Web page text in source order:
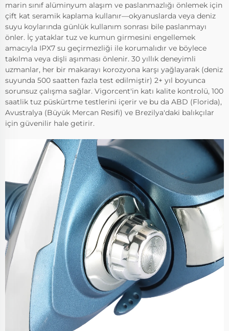
marin sınıf alüminyum alaşım ve paslanmazlığı önlemek için
çift kat seramik kaplama kullanır—okyanuslarda veya deniz
suyu koylarında günlük kullanım sonrası bile paslanmayı
önler. İç yataklar tuz ve kumun girmesini engellemek
amacıyla IPX7 su geçirmezliği ile korumalıdır ve böylece
takılma veya dişli aşınması önlenir. 30 yıllık deneyimli
uzmanlar, her bir makarayı korozyona karşı yağlayarak (deniz
suyunda 500 saatten fazla test edilmiştir) 2+ yıl boyunca
sorunsuz çalışma sağlar. Vigorcent'in katı kalite kontrolü, 100
saatlik tuz püskürtme testlerini içerir ve bu da ABD (Florida),
Avustralya (Büyük Mercan Resifi) ve Brezilya'daki balıkçılar
için güvenilir hale getirir.